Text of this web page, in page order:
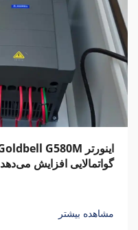
گواتمالایی افزایش می‌دهد
مشاهده بیشتر